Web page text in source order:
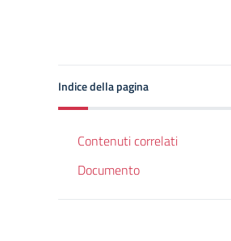
Indice della pagina
Contenuti correlati
Documento